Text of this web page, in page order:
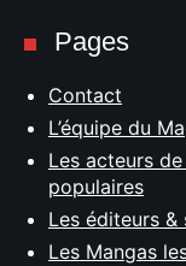
Pages
Contact
L’équipe du
Les acteurs
populaires
Les éditeurs
Les Mangas